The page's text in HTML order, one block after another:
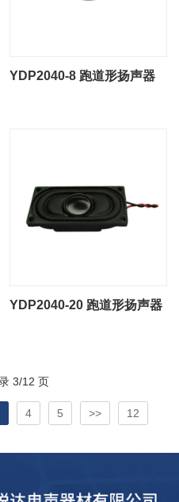
YDP2040-8 跑道形扬声器
YDP2040-20 跑道形扬声器
3/12 页
4 5 >> 12